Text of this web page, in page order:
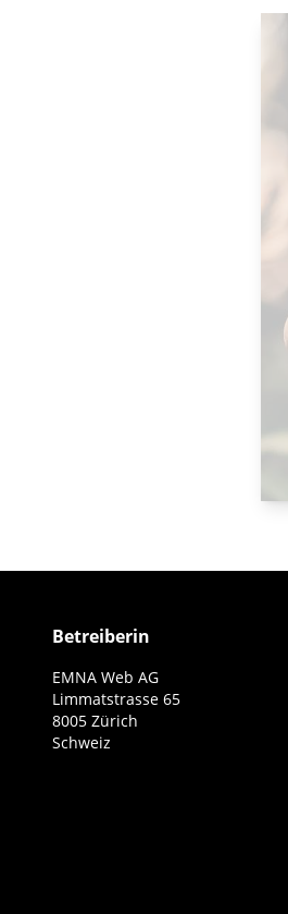
Betreiberin
EMNA Web AG
Limmatstrasse 65
8005 Zürich
Schweiz